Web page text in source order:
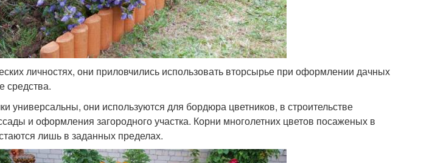
личностях, они приловчились использовать вторсырье при оформлении дачных
средства.
универсальны, они используются для бордюра цветников, в строительстве
и оформления загородного участка. Корни многолетних цветов посаженых в
лишь в заданных пределах.